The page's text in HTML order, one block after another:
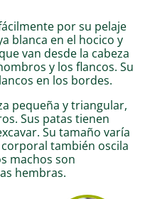
por su pelaje
blanca en el hocico y
van desde la cabeza
y los flancos. Su
en los bordes.
pequeña y triangular,
Sus patas tienen
Su tamaño varía
corporal también oscila
machos son
hembras.